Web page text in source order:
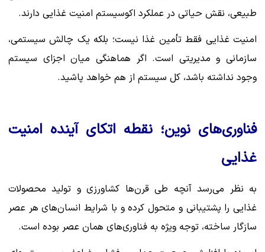
طبیعی، نقش حیاتی در عملکرد اکوسیستم امنیت غذایی دارند.
امنیت غذایی فقط تأمین غذا نیست؛ بلکه یک چالش سیستمی،
سازمانی و مدیریتی است. اگر هماهنگی میان اجزای سیستم
وجود نداشته باشد، کل سیستم از هم خواهد پاشید.
فناوری‌های نوین؛ نقطه اتکای آینده امنیت
غذایی
به نظر می‌رسد آنچه طی قرن‌ها کشاورزی و تولید محصولات
غذایی را پشتیبانی و متحول کرده و با شرایط انسان‌های هر عصر
سازگار ساخته، توجه ویژه به فناوری‌های همان عصر بوده است.